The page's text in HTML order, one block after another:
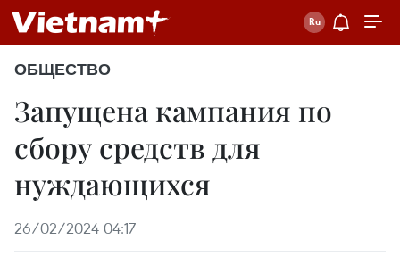
ОБЩЕСТВО
Запущена кампания по
сбору средств для
нуждающихся
26/02/2024 04:17